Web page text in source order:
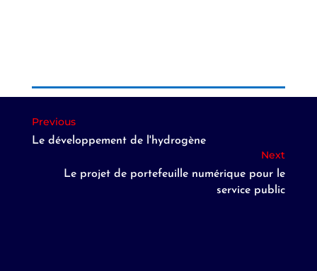
Le développement de l'hydrogène
Le projet de portefeuille numérique pour le
service public